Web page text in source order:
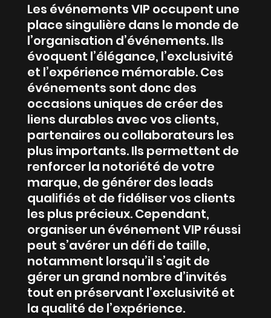
Les événements VIP occupent une
place singulière dans le monde de
l’organisation d’événements. Ils
évoquent l’élégance, l’exclusivité
et l’expérience mémorable. Ces
événements sont donc des
occasions uniques de créer des
liens durables avec vos clients,
partenaires ou collaborateurs les
plus importants. Ils permettent de
renforcer la notoriété de votre
marque, de générer des leads
qualifiés et de fidéliser vos clients
les plus précieux. Cependant,
organiser un événement VIP réussi
peut s’avérer un défi de taille,
notamment lorsqu’il s’agit de
gérer un grand nombre d’invités
tout en préservant l’exclusivité et
la qualité de l’expérience.